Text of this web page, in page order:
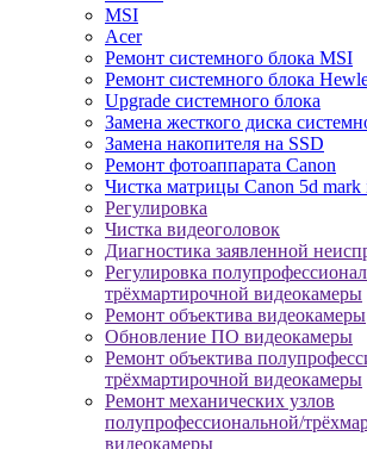
MSI
Acer
Ремонт системного блока MSI
Ремонт системного блока
Upgrade системного блока
Замена жесткого диска
Замена накопителя на SSD
Ремонт фотоаппарата Canon
Чистка матрицы Canon 5d mark
Регулировка
Чистка видеоголовок
Диагностика заявленной
Регулировка
трёхмартирочной видеокамеры
Ремонт объектива видеокамеры
Обновление ПО видеокамеры
Ремонт объектива
трёхмартирочной видеокамеры
Ремонт механических узлов
полупрофессиональной/
видеокамеры